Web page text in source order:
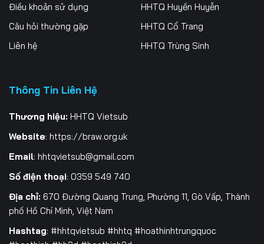
Điều khoản sử dụng
Câu hỏi thường gặp
Liên hệ
HHTQ Huyền Huyễn
HHTQ Cổ Trang
HHTQ Trùng Sinh
Thông Tin Liên Hệ
Thương hiệu: HHTQ Vietsub
Website: https://braw.org.uk
Email: hhtqvietsub@gmail.com
Số điện thoại: 0359 549 740
Địa chỉ: 670 Đường Quang Trung, Phường 11, Gò Vấp, Thành
phố Hồ Chí Minh, Việt Nam
Hashtag: #hhtqvietsub #hhtq #hoathinhtrungquoc